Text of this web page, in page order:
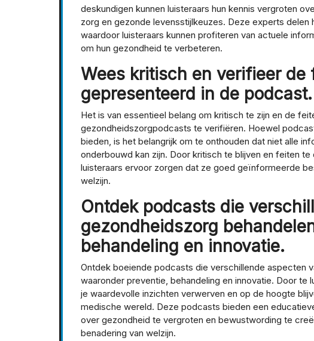
deskundigen kunnen luisteraars hun kennis vergroten
zorg en gezonde levensstijlkeuzes. Deze experts delen
waardoor luisteraars kunnen profiteren van actuele
om hun gezondheid te verbeteren.
Wees kritisch en verifieer de
gepresenteerd in de podcast.
Het is van essentieel belang om kritisch te zijn en de
gezondheidszorgpodcasts te verifiëren. Hoewel
bieden, is het belangrijk om te onthouden dat niet alle
onderbouwd kan zijn. Door kritisch te blijven en feiten
luisteraars ervoor zorgen dat ze goed geïnformeerde
welzijn.
Ontdek podcasts die
gezondheidszorg
behandeling en innovatie.
Ontdek boeiende podcasts die verschillende aspecten
waaronder preventie, behandeling en innovatie. Door
je waardevolle inzichten verwerven en op de hoogte
medische wereld. Deze podcasts bieden een
over gezondheid te vergroten en bewustwording te
benadering van welzijn.